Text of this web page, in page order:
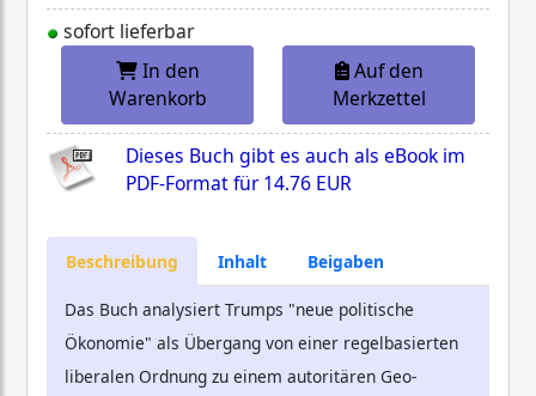
sofort lieferbar
In den
Warenkorb
Auf den
Merkzettel
Dieses Buch gibt es auch als eBook im
PDF-Format für14.76 EUR
Beschreibung Inhalt Beigaben
Das Buch analysiert Trumps "neue politische
Ökonomie" als Übergang von einer regelbasierten
liberalen Ordnung zu einem autoritären Geo-